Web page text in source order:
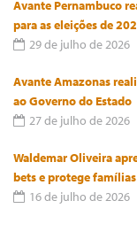
Avante Pernambuco
para as eleições de
29 de julho de 2026
Avante Amazonas
ao Governo do Estado
27 de julho de 2026
Waldemar Oliveira
bets e protege
16 de julho de 2026